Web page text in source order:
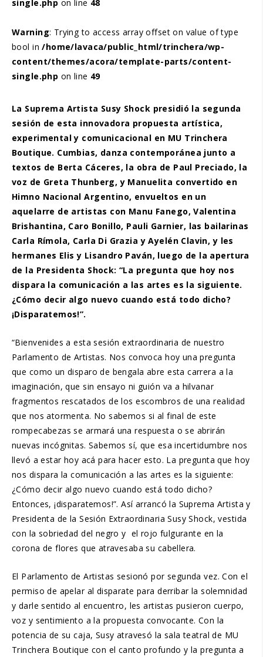
single.php on line 48
Warning: Trying to access array offset on value of type
bool in/home/lavaca/public_html/trinchera/wp-
content/themes/acora/template-parts/content-
single.php on line 49
La Suprema Artista Susy Shock presidió la segunda
sesión de esta innovadora propuesta artística,
experimental y comunicacional en MU Trinchera
Boutique. Cumbias, danza contemporánea junto a
textos de Berta Cáceres, la obra de Paul Preciado, la
voz de Greta Thunberg, y Manuelita convertido en
Himno Nacional Argentino, envueltos en un
aquelarre de artistas con Manu Fanego, Valentina
Brishantina, Caro Bonillo, Pauli Garnier, las bailarinas
Carla Rímola, Carla Di Grazia y Ayelén Clavin, y les
hermanes Elis y Lisandro Paván, luego de la apertura
de la Presidenta Shock: “La pregunta que hoy nos
dispara la comunicación a las artes es la siguiente.
¿Cómo decir algo nuevo cuando está todo dicho?
¡Disparatemos!”.
“Bienvenides a esta sesión extraordinaria de nuestro
Parlamento de Artistas. Nos convoca hoy una pregunta
que como un disparo de bengala abre esta carrera a la
imaginación, que sin ensayo ni guión va a hilvanar
fragmentos rescatados de los escombros de una realidad
que nos atormenta. No sabemos si al final de este
rompecabezas se armará una respuesta o se abrirán
nuevas incógnitas. Sabemos sí, que esa incertidumbre nos
llevó a estar hoy acá para hacer esto. La pregunta que hoy
nos dispara la comunicación a las artes es la siguiente:
¿Cómo decir algo nuevo cuando está todo dicho?
Entonces, ¡disparatemos!”. Así arrancó la Suprema Artista y
Presidenta de la Sesión Extraordinaria Susy Shock, vestida
con la sobriedad del negro y el rojo fulgurante en la
corona de flores que atravesaba su cabellera.
El Parlamento de Artistas sesionó por segunda vez. Con el
permiso de apelar al disparate para derribar la solemnidad
y darle sentido al encuentro, les artistas pusieron cuerpo,
voz y sentimiento a la propuesta convocante. Con la
potencia de su caja, Susy atravesó la sala teatral de MU
Trinchera Boutique con el canto profundo y la pregunta a